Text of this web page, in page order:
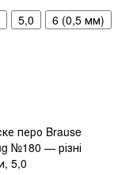
5,0
6 (0,5 мм)